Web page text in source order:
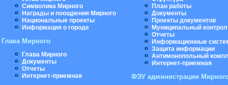
Символика Мирного
Награды и поощрения Мирного
Национальные проекты
Информация о городе
Глава Мирного
Глава Мирного
Документы
Отчеты
Интернет-приемная
План работы
Документы
Проекты документов
Муниципальный
Отчеты
Информационные
Защита информации
Антимонопольный
Интернет-приемная
ФЭУ администрации